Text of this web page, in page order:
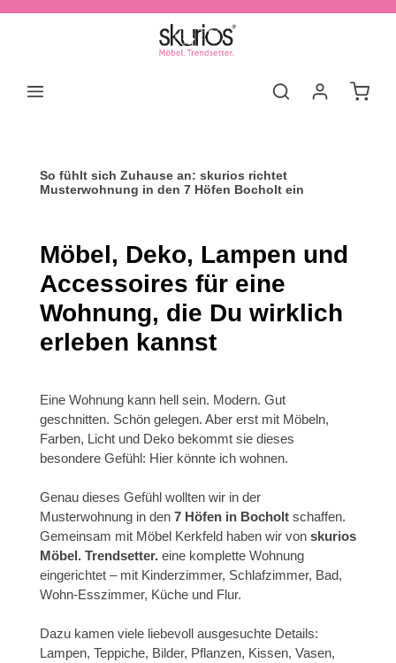
Zum Hauptinhalt springen
So fühlt sich Zuhause an: skurios richtet
Musterwohnung in den 7 Höfen Bocholt ein
Möbel, Deko, Lampen und
Accessoires für eine
Wohnung, die Du wirklich
erleben kannst
Eine Wohnung kann hell sein. Modern. Gut
geschnitten. Schön gelegen. Aber erst mit Möbeln,
Farben, Licht und Deko bekommt sie dieses
besondere Gefühl: Hier könnte ich wohnen.
Genau dieses Gefühl wollten wir in der
Musterwohnung in den 7 Höfen in Bocholt schaffen.
Gemeinsam mit Möbel Kerkfeld haben wir von skurios
Möbel. Trendsetter. eine komplette Wohnung
eingerichtet – mit Kinderzimmer, Schlafzimmer, Bad,
Wohn-Esszimmer, Küche und Flur.
Dazu kamen viele liebevoll ausgesuchte Details:
Lampen, Teppiche, Bilder, Pflanzen, Kissen, Vasen,